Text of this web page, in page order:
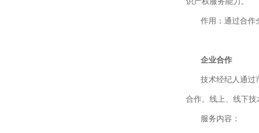
作用：通过合作
企业合作
技术经纪人通过
合作。线上、线下技
服务内容：